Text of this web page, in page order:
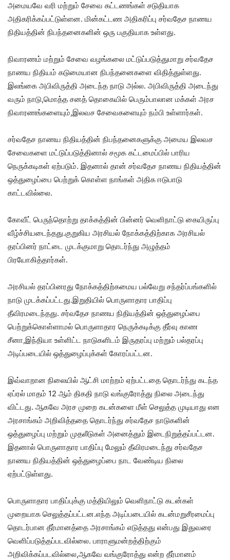
அமையவே வரி மற்றும் சேவை கட்டணங்கள் சடுதியாக
அதிகரிக்கப்பட்டுள்ளன. மின்கட்டண அதிகரிப்பு சர்வதேச நாணய
நிதியத்தின் நிபந்தனைகளின் ஒரு பகுதியாக உள்ளது.
நிவாரணம் மற்றும் சேவை வழங்கலை மட்டுப்படுத்துமாறு சர்வதேச
நாணய நிதியம் கடுமையான நிபந்தனைகளை விதித்துள்ளது.
இலங்கை அபிவிருத்தி அடைந்த நாடு அல்ல. அபிவிருத்தி அடைந்து
வரும் நாடு,மொத்த சனத் தொகையில் பெரும்பாலான மக்கள் அரச
நிவாரணங்களையும்,இலவச சேவைகளையும் நம்பி உள்ளார்கள்.
சர்வதேச நாணய நிதியத்தின் நிபந்தனைகளுக்கு அமைய இலவச
சேவைகளை மட்டுப்படுத்தினால் சமூக கட்டமைப்பில் பாரிய
நெருக்கடிகள் ஏற்படும். இதனால் தான் சர்வதேச நாணய நிதியத்தின்
ஒத்துழைப்பை பெற்றுக் கொள்ள நாங்கள் அதிக ஈடுபாடு
காட்டவில்லை.
கோவீட் பெருந்தொற்று தாக்கத்தின் பின்னர் வெளிநாட்டு கையிருப்பு
வீழ்ச்சியடைந்தது.குறுகிய அரசியல் நோக்கத்திற்காக அரசியல்
தரப்பினர் நாட்டை முடக்குமாறு தொடர்ந்து அழுத்தம்
பிரயோகித்தார்கள்.
அரசியல் தரப்பினரது நோக்கத்திற்கமைய பல்வேறு சந்தர்ப்பங்களில்
நாடு முடக்கப்பட்டது.இறுதியில் பொருளாதார பாதிப்பு
தீவிரமடைந்தது. சர்வதேச நாணய நிதியத்தின் ஒத்துழைப்பை
பெற்றுக்கொள்ளாமல் பொருளாதார நெருக்கடிக்கு தீர்வு காண
சீனா,இந்தியா உள்ளிட்ட நாடுகளிடம் இருதரப்பு மற்றும் பல்தரப்பு
அடிப்படையில் ஒத்துழைப்புக்கள் கோரப்பட்டன.
இவ்வாறான நிலையில் ஆட்சி மாற்றம் ஏற்பட்டதை தொடர்ந்து கடந்த
ஏப்ரல் மாதம் 12 ஆம் திகதி நாடு வங்குரோத்து நிலை அடைந்து
விட்டது. ஆகவே அரச முறை கடன்களை மீள் செலுத்த முடியாது என
அரசாங்கம் அறிவித்ததை தொடர்ந்து சர்வதேச நாடுகளின்
ஒத்துழைப்பு மற்றும் முதலீடுகள் அனைத்தும் இடைநிறுத்தப்பட்டன.
இதனால் பொருளாதார பாதிப்பு மேலும் தீவிரமடைந்து சர்வதேச
நாணய நிதியத்தின் ஒத்துழைப்பை நாட வேண்டிய நிலை
ஏற்பட்டுள்ளது.
பொருளாதார பாதிப்புக்கு மத்தியிலும் வெளிநாட்டு கடன்கள்
முறையாக செலுத்தப்பட்டன.எந்த அடிப்படையில் கடன்மறுசீரமைப்பு
தொடர்பான தீர்மானத்தை அரசாங்கம் எடுத்தது என்பது இதுவரை
வெளிப்படுத்தப்படவில்லை. பாராளுமன்றத்திற்கும்
அறிவிக்கப்படவில்லை,ஆகவே வங்குரோத்து என்ற தீர்மானம்